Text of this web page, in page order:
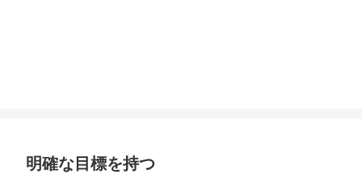
明確な目標を持つ